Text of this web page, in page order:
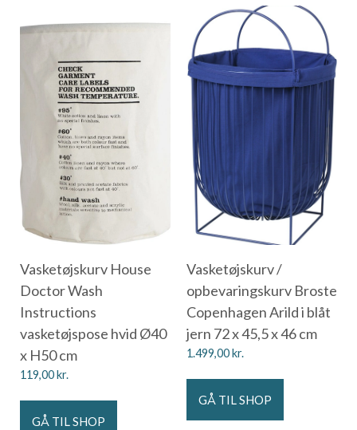
Vasketøjskurv House
Doctor Wash
Instructions
vasketøjspose hvid Ø40
x H50 cm
119,00kr.
GÅ TIL SHOP
Vasketøjskurv /
opbevaringskurv Broste
Copenhagen Arild i blåt
jern 72 x 45,5 x 46 cm
1.499,00kr.
GÅ TIL SHOP